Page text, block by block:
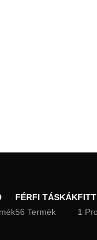
FÉRFI TÁSKÁK
56 Termék
1